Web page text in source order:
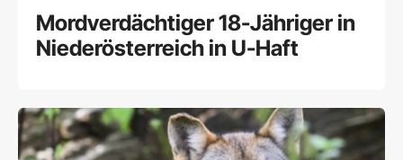
Mordverdächtiger 18-Jähriger in
Niederösterreich in U-Haft